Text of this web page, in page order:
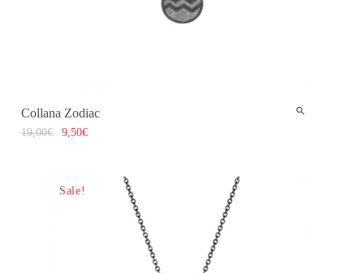
Collana Zodiac
19,00€ 9,50€
Sale!